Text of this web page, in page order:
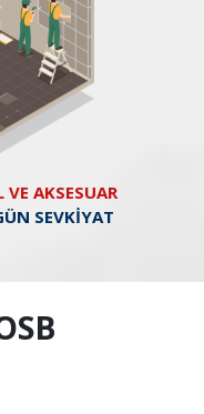
AKSESUAR
SEVKİYAT